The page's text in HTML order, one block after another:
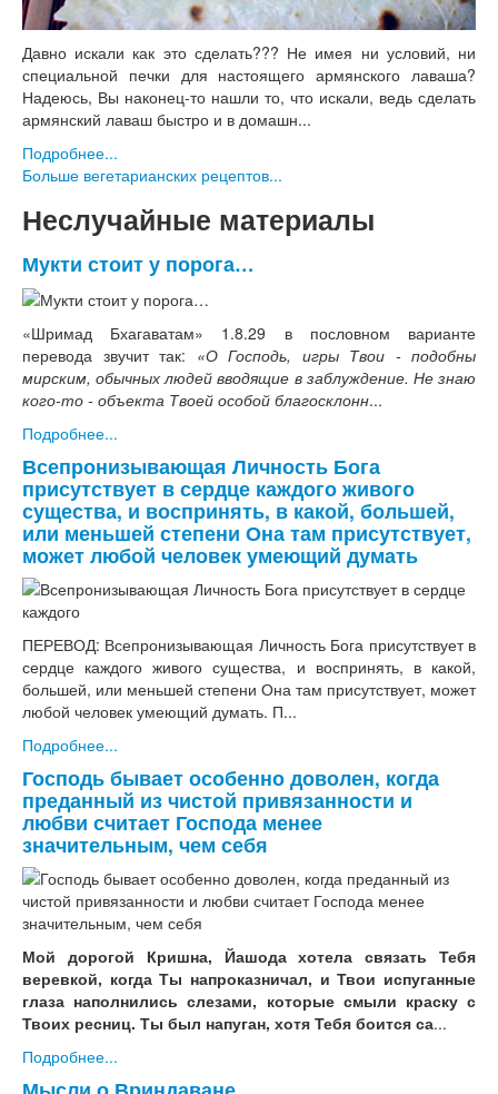
Давно искали как это сделать??? Не имея ни условий, ни
специальной печки для настоящего армянского лаваша?
Надеюсь, Вы наконец-то нашли то, что искали, ведь сделать
армянский лаваш быстро и в домашн...
Подробнее...
Больше вегетарианских рецептов...
Неслучайные материалы
Мукти стоит у порога…
«Шримад Бхагаватам» 1.8.29 в пословном варианте
перевода звучит так: «О Господь, игры Твои - подобны
мирским, обычных людей вводящие в заблуждение. Не знаю
кого-то - объекта Твоей особой благосклонн...
Подробнее...
Всепронизывающая Личность Бога
присутствует в сердце каждого живого
существа, и воспринять, в какой, большей,
или меньшей степени Она там присутствует,
может любой человек умеющий думать
ПЕРЕВОД: Всепронизывающая Личность Бога присутствует в
сердце каждого живого существа, и воспринять, в какой,
большей, или меньшей степени Она там присутствует, может
любой человек умеющий думать. П...
Подробнее...
Господь бывает особенно доволен, когда
преданный из чистой привязанности и
любви считает Господа менее
значительным, чем себя
Мой дорогой Кришна, Йашода хотела связать Тебя
веревкой, когда Ты напроказничал, и Твои испуганные
глаза наполнились слезами, которые смыли краску с
Твоих ресниц. Ты был напуган, хотя Тебя боится са...
Подробнее...